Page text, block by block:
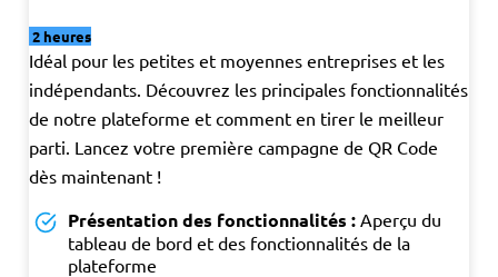
2 heures
Idéal pour les petites et moyennes entreprises et les
indépendants. Découvrez les principales fonctionnalités
de notre plateforme et comment en tirer le meilleur
parti. Lancez votre première campagne de QR Code
dès maintenant !
Présentation des fonctionnalités : Aperçu du
tableau de bord et des fonctionnalités de la
plateforme